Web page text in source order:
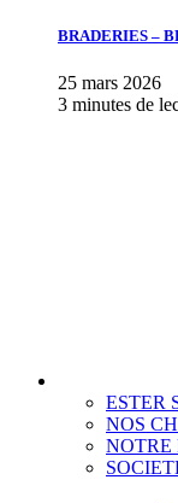
BRADERIES –
25 mars 2026
3 minutes de
ESTER
NOS
NOTRE